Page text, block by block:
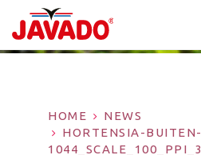
HOME
NEWS
HORTENSIA-BUITEN-